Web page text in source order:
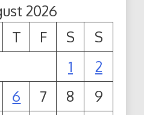
2026
T F S
S
1
2
6 7 8
9